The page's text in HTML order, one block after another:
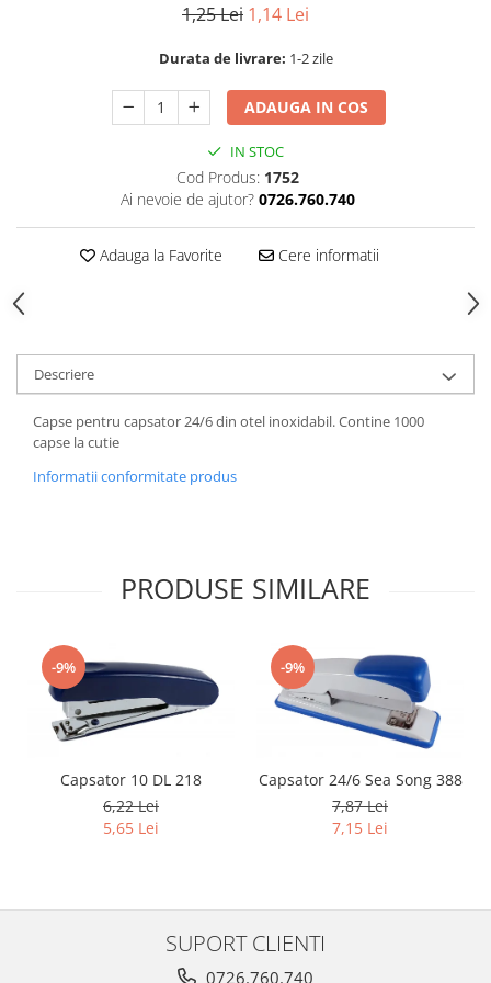
1,25 Lei 1,14 Lei
Durata de livrare: 1-2 zile
ADAUGA IN COS
IN STOC
Cod Produs: 1752
Ai nevoie de ajutor? 0726.760.740
Adauga la Favorite Cere informatii
Descriere
Capse pentru capsator 24/6 din otel inoxidabil. Contine 1000
capse la cutie
Informatii conformitate produs
PRODUSE SIMILARE
-9%
Capsator 10 DL 218
6,22 Lei
5,65 Lei
-9%
Capsator 24/6 Sea Song 388
7,87 Lei
7,15 Lei
SUPORT CLIENTI
0726.760.740